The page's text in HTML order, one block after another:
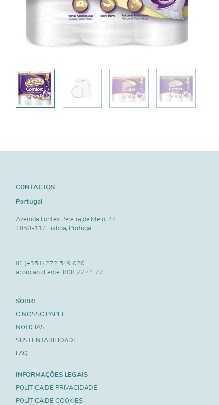
CONTACTOS
Portugal
Avenida Fontes Pereira de Melo, 27
1050-117 Lisboa, Portugal
tlf. (+351) 272 549 020
apoio ao cliente.808 22 44 77
SOBRE
O NOSSO PAPEL
NOTICIAS
SUSTENTABILIDADE
FAQ
INFORMAÇÕES LEGAIS
POLÍTICA DE PRIVACIDADE
POLÍTICA DE COOKIES